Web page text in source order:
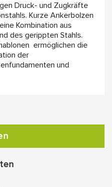
Druck- und Zugkräfte
Kurze Ankerbolzen
Kombination aus
des gerippten Stahls.
ermöglichen die
der
und